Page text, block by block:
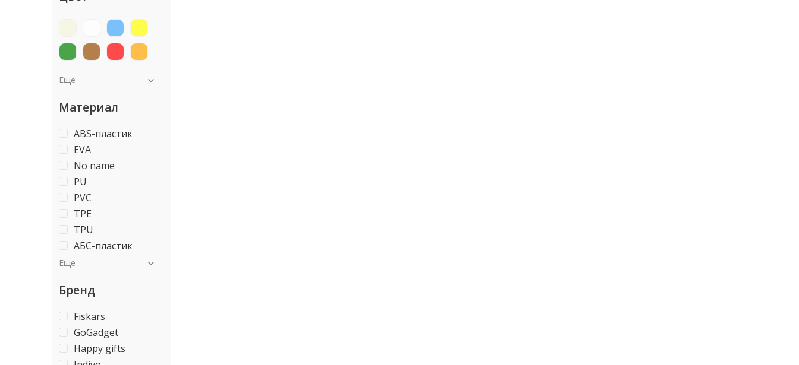
Еще
Материал
ABS-пластик
EVA
No name
PU
PVC
TPE
TPU
АБС-пластик
Еще
Бренд
Fiskars
GoGadget
Happy gifts